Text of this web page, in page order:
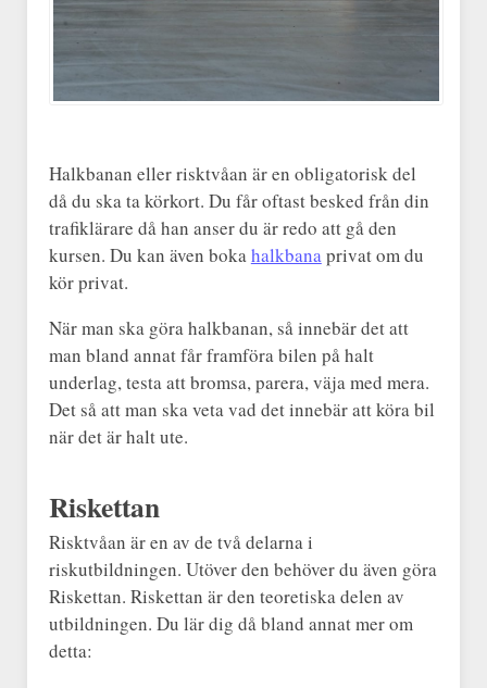
Halkbanan eller risktvåan är en obligatorisk del
då du ska ta körkort. Du får oftast besked från din
trafiklärare då han anser du är redo att gå den
kursen. Du kan även bokahalkbanaprivat om du
kör privat.
När man ska göra halkbanan, så innebär det att
man bland annat får framföra bilen på halt
underlag, testa att bromsa, parera, väja med mera.
Det så att man ska veta vad det innebär att köra bil
när det är halt ute.
Riskettan
Risktvåan är en av de två delarna i
riskutbildningen. Utöver den behöver du även göra
Riskettan. Riskettan är den teoretiska delen av
utbildningen. Du lär dig då bland annat mer om
detta: